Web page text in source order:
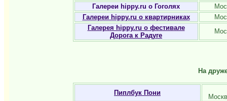
Галереи hippy.ru о Гоголях
Галереи hippy.ru о квартирниках
Галерея hippy.ru о фестивале
Дорога к Радуге
На
Пиплбук Пони